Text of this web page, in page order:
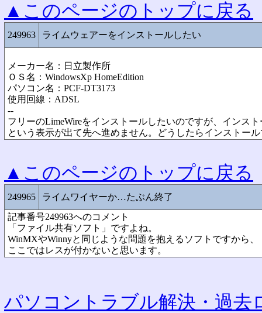
▲このページのトップに戻る
249963 ライムウェアーをインストールしたい
メーカー名：日立製作所
ＯＳ名：WindowsXp HomeEdition
パソコン名：PCF-DT3173
使用回線：ADSL
--
フリーのLimeWireをインストールしたいのですが、インス
という表示が出て先へ進めません。どうしたらインストー
▲このページのトップに戻る
249965
ライムワイヤーか…たぶん終了
記事番号249963へのコメント
「ファイル共有ソフト」ですよね。
WinMXやWinnyと同じような問題を抱えるソフトですから、
ここではレスが付かないと思います。
パソコントラブル解決・過去